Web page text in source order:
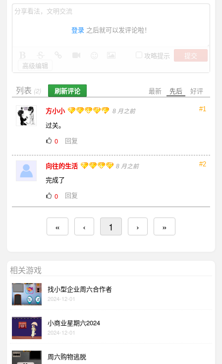
登录 之后就可以发评论啦！
攻略提示
提交
高级编辑
最新 先后 好评
列表 (2) 刷新评论
#1
方小小 8 月之前
过关。
0
回复
#2
向往的生活 8 月之前
完成了
0
回复
« ‹ 1 › »
相关游戏
找小型企业周六合作者
2024-12-01
小商业星期六2024
2024-12-01
周六购物逃脱